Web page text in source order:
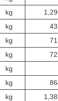
kg
kg
kg
kg
kg
kg
kg